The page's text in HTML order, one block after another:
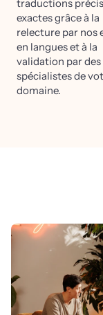
traductions
exactes grâce à la
relecture par nos
en langues et à la
validation par des
spécialistes de
domaine.